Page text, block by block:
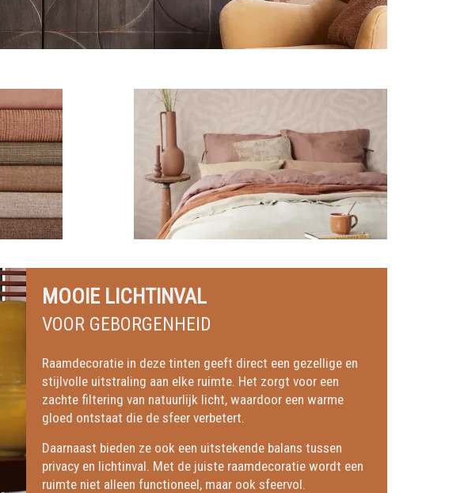
MOOIE LICHTINVAL
VOOR GEBORGENHEID
Raamdecoratie in deze tinten geeft direct een gezellige en
stijlvolle uitstraling aan elke ruimte. Het zorgt voor een
zachte filtering van natuurlijk licht, waardoor een warme
gloed ontstaat die de sfeer verbetert.
Daarnaast bieden ze ook een uitstekende balans tussen
privacy en lichtinval. Met de juiste raamdecoratie wordt een
ruimte niet alleen functioneel, maar ook sfeervol.